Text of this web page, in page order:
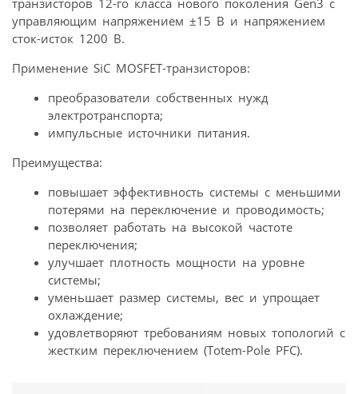
управляющим напряжением ±15 В и напряжением
сток-исток 1200 В.
Применение SiC MOSFET-транзисторов:
преобразователи собственных нужд
электротранспорта;
импульсные источники питания.
Преимущества:
повышает эффективность системы с меньшими
потерями на переключение и проводимость;
позволяет работать на высокой частоте
переключения;
улучшает плотность мощности на уровне
системы;
уменьшает размер системы, вес и упрощает
охлаждение;
удовлетворяют требованиям новых топологий с
жестким переключением (Totem-Pole PFC).